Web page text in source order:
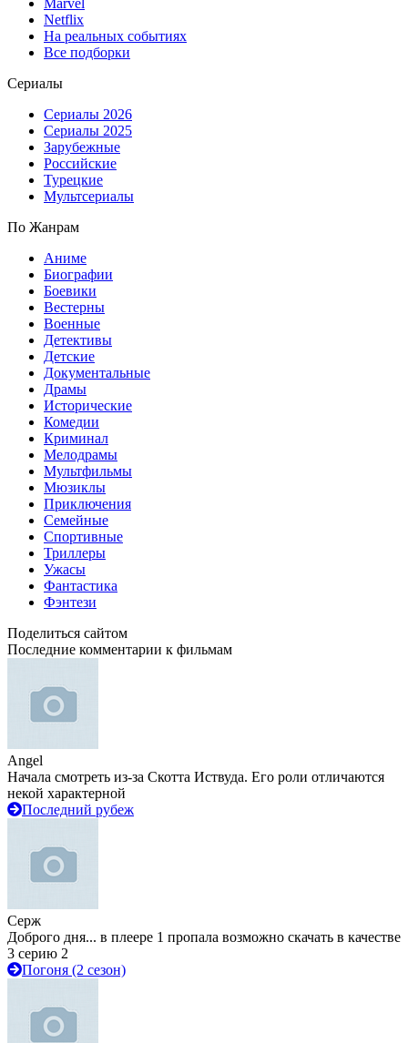
Marvel
Netflix
На реальных событиях
Все подборки
Сериалы
Сериалы 2026
Сериалы 2025
Зарубежные
Российские
Турецкие
Мультсериалы
По Жанрам
Аниме
Биографии
Боевики
Вестерны
Военные
Детективы
Детские
Документальные
Драмы
Исторические
Комедии
Криминал
Мелодрамы
Мультфильмы
Мюзиклы
Приключения
Семейные
Спортивные
Триллеры
Ужасы
Фантастика
Фэнтези
Поделиться сайтом
Последние комментарии к фильмам
Angel
Начала смотреть из-за Скотта Иствуда. Его роли отличаются
некой характерной
Последний рубеж
Серж
Доброго дня... в плеере 1 пропала возможно скачать в качестве
3 серию 2
Погоня (2 сезон)